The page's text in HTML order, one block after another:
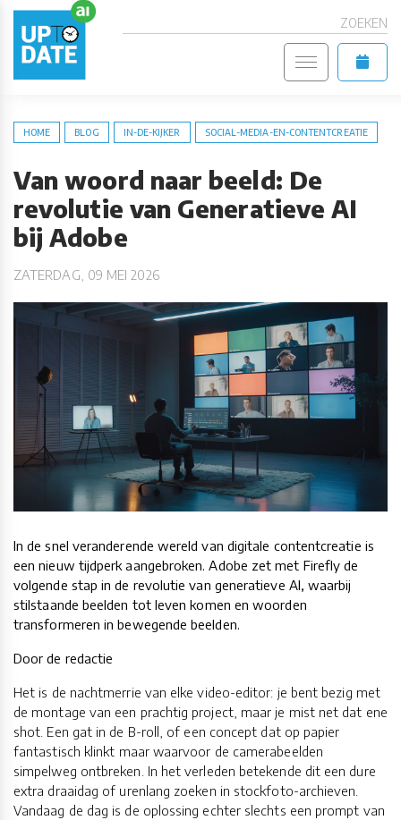
ZOEKEN
HOME BLOG IN-DE-KIJKER SOCIAL-MEDIA-EN-CONTENTCREATIE
Van woord naar beeld: De
revolutie van Generatieve AI
bij Adobe
ZATERDAG, 09 MEI 2026
In de snel veranderende wereld van digitale contentcreatie is
een nieuw tijdperk aangebroken. Adobe zet met Firefly de
volgende stap in de revolutie van generatieve AI, waarbij
stilstaande beelden tot leven komen en woorden
transformeren in bewegende beelden.
Door de redactie
Het is de nachtmerrie van elke video-editor: je bent bezig met
de montage van een prachtig project, maar je mist net dat ene
shot. Een gat in de B-roll, of een concept dat op papier
fantastisch klinkt maar waarvoor de camerabeelden
simpelweg ontbreken. In het verleden betekende dit een dure
extra draaidag of urenlang zoeken in stockfoto-archieven.
Vandaag de dag is de oplossing echter slechts een prompt van